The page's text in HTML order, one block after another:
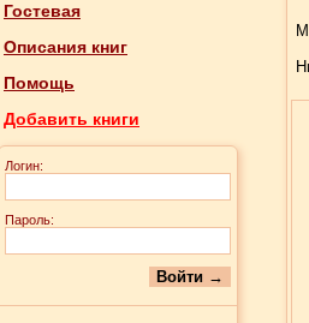
Гостевая
Описания книг
Помощь
Добавить книги
Логин:
Пароль: